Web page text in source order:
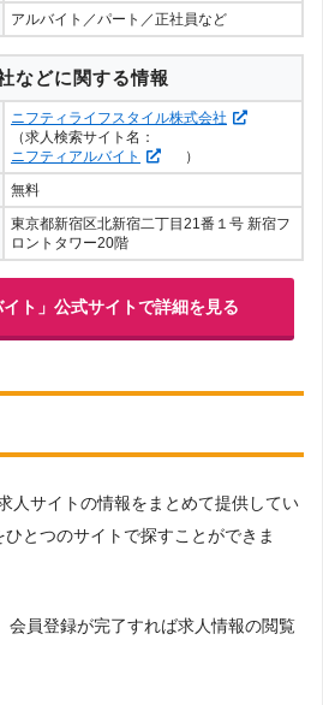
アルバイト／パート／正社員など
などに関する情報
ニフティライフスタイル株式会社
（求人検索サイト名：
ニフティアルバイト
）
無料
東京都新宿区北新宿二丁目21番１号 新宿フ
ロントタワー20階
イト」公式サイトで詳細を見る
人サイトの情報をまとめて提供してい
とつのサイトで探すことができま
会員登録が完了すれば求人情報の閲覧